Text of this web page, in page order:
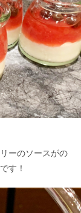
ーのソースがの
す！